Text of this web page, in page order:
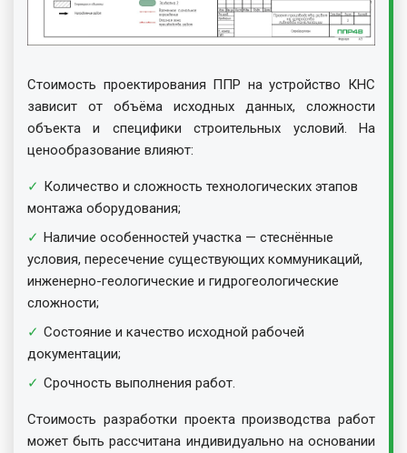
Стоимость проектирования ППР на устройство КНС
зависит от объёма исходных данных, сложности
объекта и специфики строительных условий. На
ценообразование влияют:
Количество и сложность технологических этапов
монтажа оборудования;
Наличие особенностей участка — стеснённые
условия, пересечение существующих коммуникаций,
инженерно-геологические и гидрогеологические
сложности;
Состояние и качество исходной рабочей
документации;
Срочность выполнения работ.
Стоимость разработки проекта производства работ
может быть рассчитана индивидуально на основании